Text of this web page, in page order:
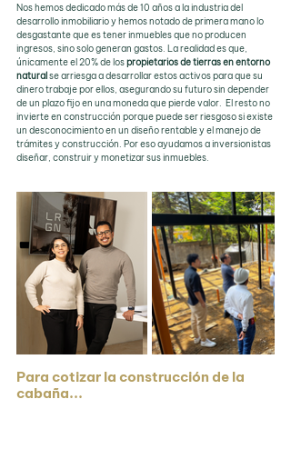
Nos hemos dedicado más de 10 años a la industria del
desarrollo inmobiliario y hemos notado de primera mano lo
desgastante que es tener inmuebles que no producen
ingresos, sino solo generan gastos. La realidad es que,
únicamente el 20% de los propietarios de tierras en entorno
natural se arriesga a desarrollar estos activos para que su
dinero trabaje por ellos, asegurando su futuro sin depender
de un plazo fijo en una moneda que pierde valor.  El resto no
invierte en construcción porque puede ser riesgoso si existe
un desconocimiento en un diseño rentable y el manejo de
trámites y construcción. Por eso ayudamos a inversionistas
diseñar, construir y monetizar sus inmuebles.
Para cotizar la construcción de la
cabaña...